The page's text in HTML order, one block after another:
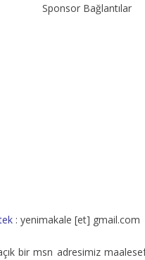
Sponsor Bağlantılar
: yenimakale [et] gmail.com
bir msn adresimiz